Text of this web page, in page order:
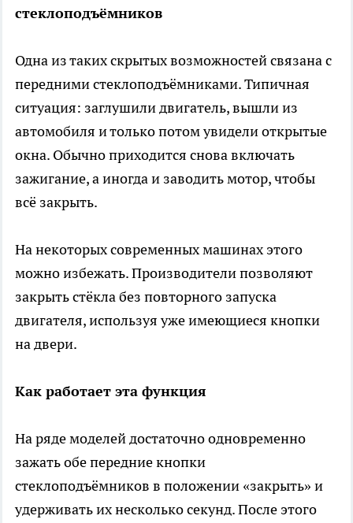
стеклоподъёмников
Одна из таких скрытых возможностей связана с
передними стеклоподъёмниками. Типичная
ситуация: заглушили двигатель, вышли из
автомобиля и только потом увидели открытые
окна. Обычно приходится снова включать
зажигание, а иногда и заводить мотор, чтобы
всё закрыть.
На некоторых современных машинах этого
можно избежать. Производители позволяют
закрыть стёкла без повторного запуска
двигателя, используя уже имеющиеся кнопки
на двери.
Как работает эта функция
На ряде моделей достаточно одновременно
зажать обе передние кнопки
стеклоподъёмников в положении «закрыть» и
удерживать их несколько секунд. После этого